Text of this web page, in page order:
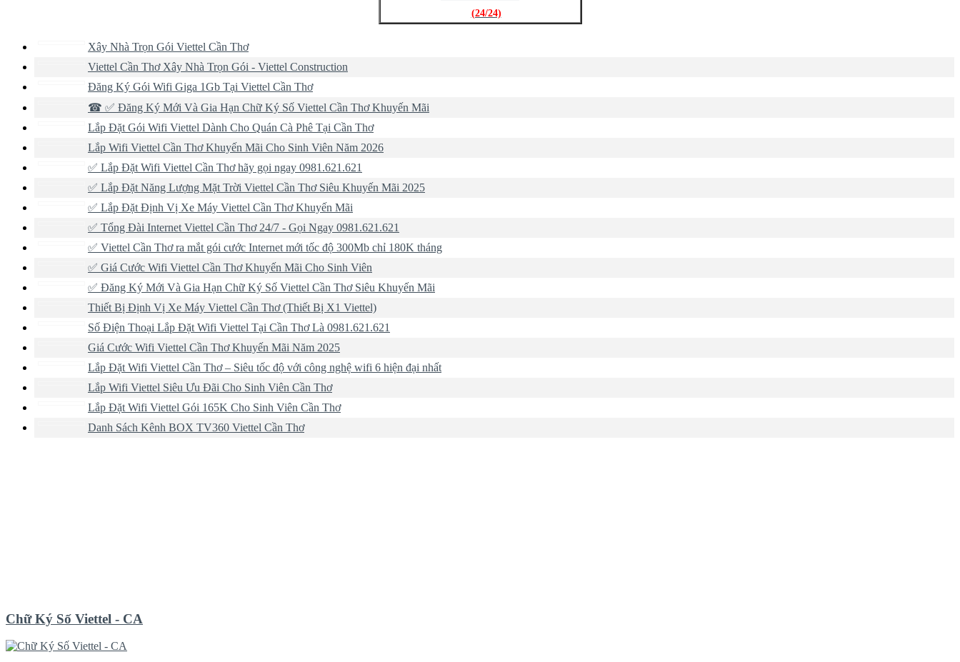
(24/24)
Xây Nhà Trọn Gói Viettel Cần Thơ
Viettel Cần Thơ Xây Nhà Trọn Gói - Viettel Construction
Đăng Ký Gói Wifi Giga 1Gb Tại Viettel Cần Thơ
☎ ✅‎ Đăng Ký Mới Và Gia Hạn Chữ Ký Số Viettel Cần Thơ Khuyến Mãi
Lắp Đặt Gói Wifi Viettel Dành Cho Quán Cà Phê Tại Cần Thơ
Lắp Wifi Viettel Cần Thơ Khuyến Mãi Cho Sinh Viên Năm 2026
✅ Lắp Đặt Wifi Viettel Cần Thơ hãy gọi ngay 0981.621.621
✅ Lắp Đặt Năng Lượng Mặt Trời Viettel Cần Thơ Siêu Khuyến Mãi 2025
✅ Lắp Đặt Định Vị Xe Máy Viettel Cần Thơ Khuyến Mãi
✅ Tổng Đài Internet Viettel Cần Thơ 24/7 - Gọi Ngay 0981.621.621
✅ ‎Viettel Cần Thơ ra mắt gói cước Internet mới tốc độ 300Mb chỉ 180K tháng
✅ ‎Giá Cước Wifi Viettel Cần Thơ Khuyến Mãi Cho Sinh Viên
✅‎ Đăng Ký Mới Và Gia Hạn Chữ Ký Số Viettel Cần Thơ Siêu Khuyến Mãi
Thiết Bị Định Vị Xe Máy Viettel Cần Thơ (Thiết Bị X1 Viettel)
Số Điện Thoại Lắp Đặt Wifi Viettel Tại Cần Thơ Là 0981.621.621
Giá Cước Wifi Viettel Cần Thơ Khuyến Mãi Năm 2025
Lắp Đặt Wifi Viettel Cần Thơ – Siêu tốc độ với công nghệ wifi 6 hiện đại nhất
Lắp Wifi Viettel Siêu Ưu Đãi Cho Sinh Viên Cần Thơ
Lắp Đặt Wifi Viettel Gói 165K Cho Sinh Viên Cần Thơ
Danh Sách Kênh BOX TV360 Viettel Cần Thơ
Chữ Ký Số Viettel - CA